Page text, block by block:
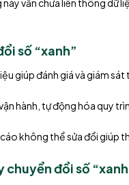
số “xanh”
giúp đánh giá và giám
hành, tự động hóa quy
không thể sửa đổi giúp
chuyển đổi số